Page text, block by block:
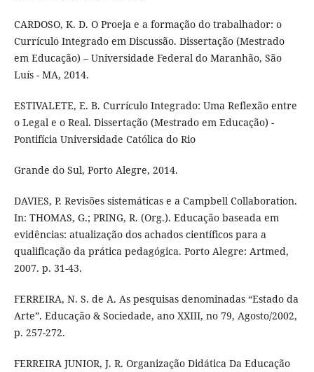
CARDOSO, K. D. O Proeja e a formação do trabalhador: o
Currículo Integrado em Discussão. Dissertação (Mestrado
em Educação) – Universidade Federal do Maranhão, São
Luís - MA, 2014.
ESTIVALETE, E. B. Currículo Integrado: Uma Reflexão entre
o Legal e o Real. Dissertação (Mestrado em Educação) -
Pontifícia Universidade Católica do Rio
Grande do Sul, Porto Alegre, 2014.
DAVIES, P. Revisões sistemáticas e a Campbell Collaboration.
In: THOMAS, G.; PRING, R. (Org.). Educação baseada em
evidências: atualização dos achados científicos para a
qualificação da prática pedagógica. Porto Alegre: Artmed,
2007. p. 31-43.
FERREIRA, N. S. de A. As pesquisas denominadas “Estado da
Arte”. Educação & Sociedade, ano XXIII, no 79, Agosto/2002,
p. 257-272.
FERREIRA JUNIOR, J. R. Organização Didática Da Educação